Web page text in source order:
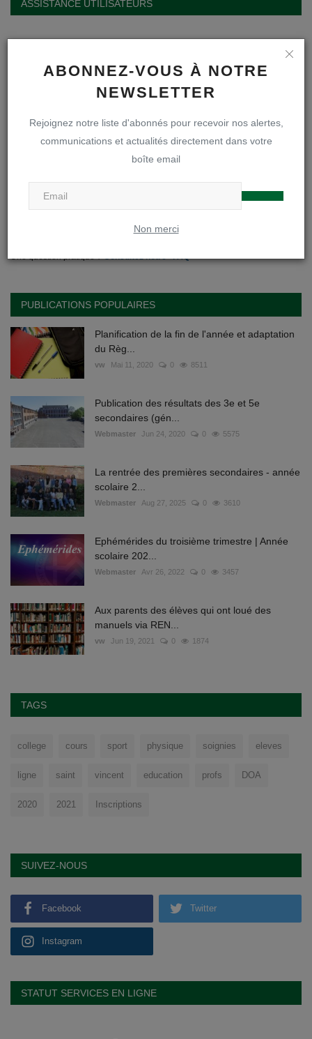
ABONNEZ-VOUS À NOTRE
NEWSLETTER
Rejoignez notre liste d'abonnés pour recevoir nos alertes,
communications et actualités directement dans votre
boîte email
Non merci
ASSISTANCE UTILISATEURS
via un "numéro de ticket". Les échanges avec l'équipe du helpdesk se font
Une question pratique ?Consultez notre "FAQ"
PUBLICATIONS POPULAIRES
Planification de la fin de l'année et adaptation
du Règ...
vw Mai 11, 2020 0 8511
Publication des résultats des 3e et 5e
secondaires (gén...
Webmaster Jun 24, 2020 0 5575
La rentrée des premières secondaires - année
scolaire 2...
Webmaster Aug 27, 2025 0 3610
Ephémérides du troisième trimestre | Année
scolaire 202...
Webmaster Avr 26, 2022 0 3457
Aux parents des élèves qui ont loué des
manuels via REN...
vw Jun 19, 2021 0 1874
TAGS
college cours sport physique soignies eleves
ligne saint vincent education profs DOA
2020 2021 Inscriptions
SUIVEZ-NOUS
Facebook Twitter
Instagram
STATUT SERVICES EN LIGNE